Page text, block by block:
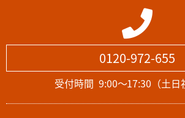
0120-972-655
受付時間 9:00～17:30（土日